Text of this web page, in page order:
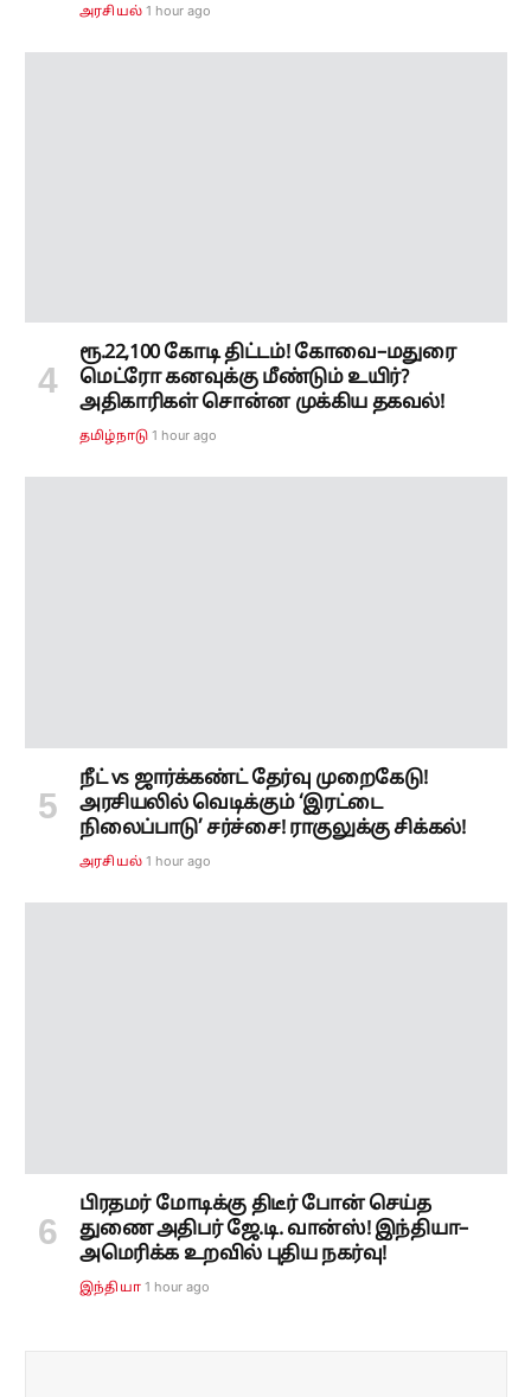
அரசியல் 1 hour ago
ரூ.22,100 கோடி திட்டம்! கோவை–மதுரை
மெட்ரோ கனவுக்கு மீண்டும் உயிர்?
அதிகாரிகள் சொன்ன முக்கிய தகவல்!
தமிழ்நாடு 1 hour ago
நீட் vs ஜார்க்கண்ட் தேர்வு முறைகேடு!
அரசியலில் வெடிக்கும் ‘இரட்டை
நிலைப்பாடு’ சர்ச்சை! ராகுலுக்கு சிக்கல்!
அரசியல் 1 hour ago
பிரதமர் மோடிக்கு திடீர் போன் செய்த
துணை அதிபர் ஜே.டி. வான்ஸ்! இந்தியா–
அமெரிக்க உறவில் புதிய நகர்வு!
இந்தியா 1 hour ago